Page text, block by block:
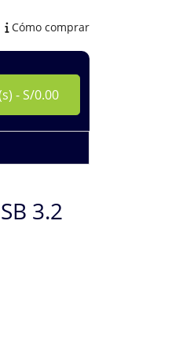
Cómo comprar
- S/0.00
3.2